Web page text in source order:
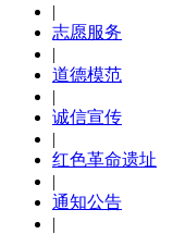
|
志愿服务
|
道德模范
|
诚信宣传
|
红色革命遗址
|
通知公告
|